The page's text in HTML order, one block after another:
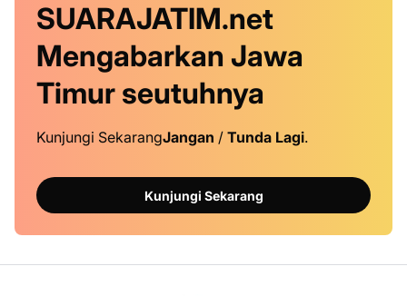
SUARAJATIM.net
Mengabarkan Jawa
Timur seutuhnya
Kunjungi SekarangJangan / Tunda Lagi.
Kunjungi Sekarang